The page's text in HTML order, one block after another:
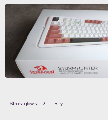
Strona główna Testy